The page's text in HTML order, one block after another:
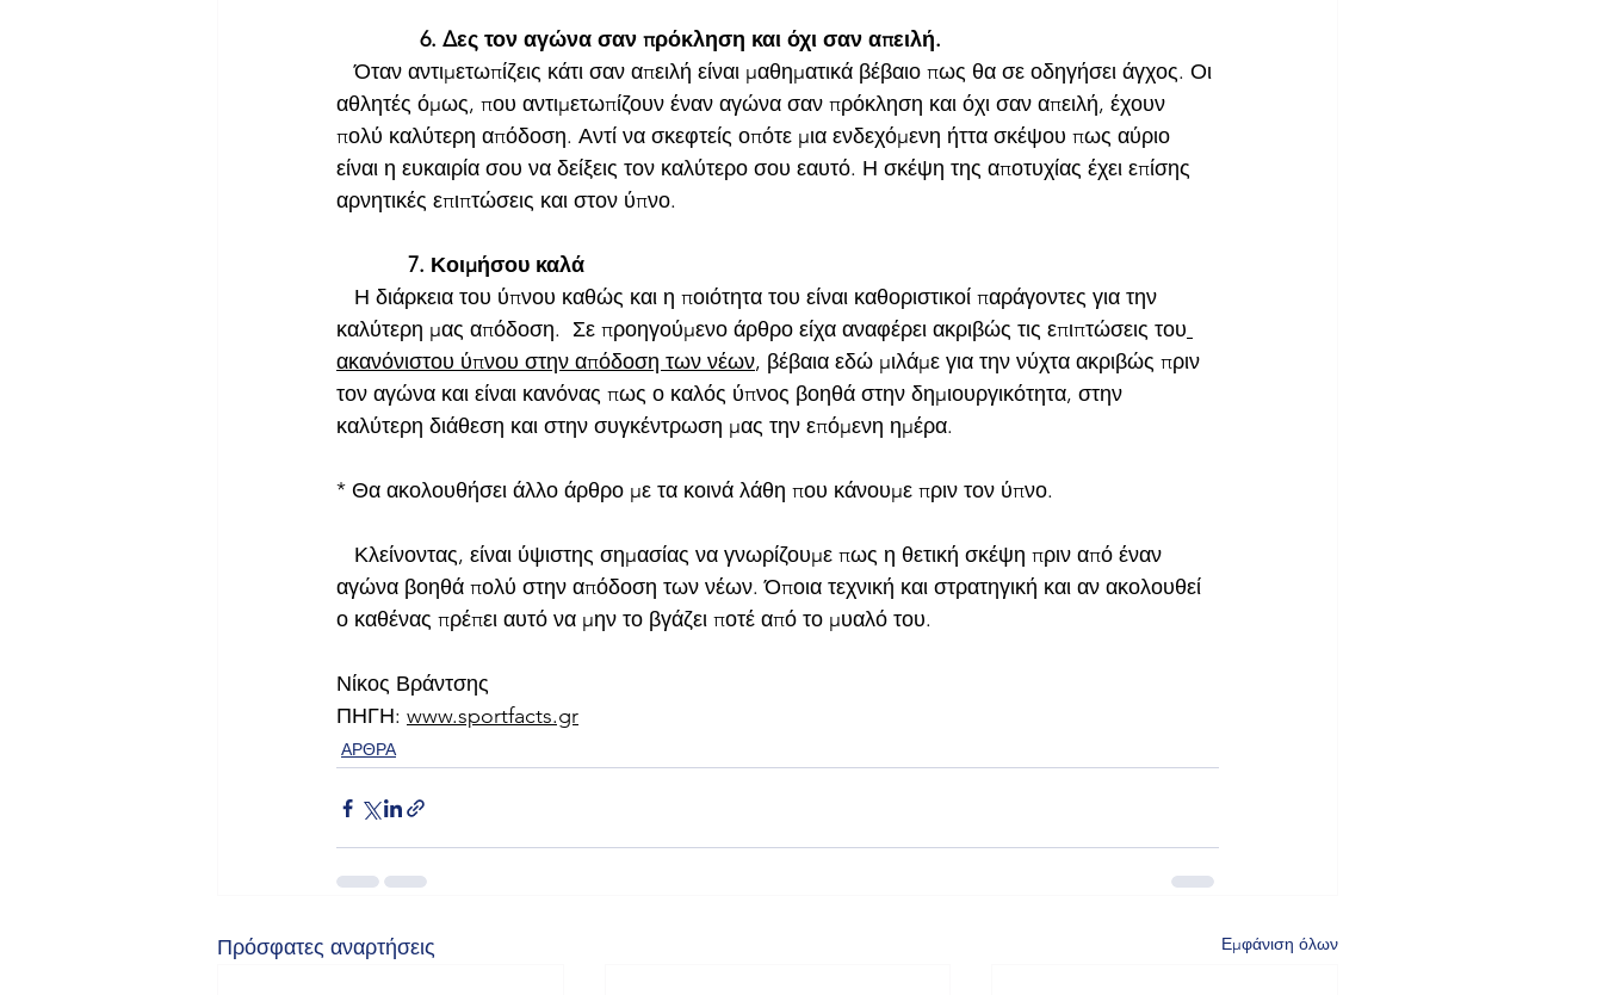
6. Δες τον αγώνα σαν πρόκληση και όχι σαν απειλή.
Όταν αντιμετωπίζεις κάτι σαν απειλή είναι μαθηματικά βέβαιο πως θα σε οδηγήσει άγχος. Οι
αθλητές όμως, που αντιμετωπίζουν έναν αγώνα σαν πρόκληση και όχι σαν απειλή, έχουν
πολύ καλύτερη απόδοση. Αντί να σκεφτείς οπότε μια ενδεχόμενη ήττα σκέψου πως αύριο
είναι η ευκαιρία σου να δείξεις τον καλύτερο σου εαυτό. Η σκέψη της αποτυχίας έχει επίσης
αρνητικές επιπτώσεις και στον ύπνο.
7. Κοιμήσου καλά
Η διάρκεια του ύπνου καθώς και η ποιότητα του είναι καθοριστικοί παράγοντες για την
καλύτερη μας απόδοση.  Σε προηγούμενο άρθρο είχα αναφέρει ακριβώς τις επιπτώσεις του
ακανόνιστου ύπνου στην απόδοση των νέων, βέβαια εδώ μιλάμε για την νύχτα ακριβώς πριν
τον αγώνα και είναι κανόνας πως ο καλός ύπνος βοηθά στην δημιουργικότητα, στην
καλύτερη διάθεση και στην συγκέντρωση μας την επόμενη ημέρα.
* Θα ακολουθήσει άλλο άρθρο με τα κοινά λάθη που κάνουμε πριν τον ύπνο.
Κλείνοντας, είναι ύψιστης σημασίας να γνωρίζουμε πως η θετική σκέψη πριν από έναν
αγώνα βοηθά πολύ στην απόδοση των νέων. Όποια τεχνική και στρατηγική και αν ακολουθεί
ο καθένας πρέπει αυτό να μην το βγάζει ποτέ από το μυαλό του.
Νίκος Βράντσης
ΠΗΓΗ: www.sportfacts.gr
ΑΡΘΡΑ
Πρόσφατες αναρτήσεις Εμφάνιση όλων